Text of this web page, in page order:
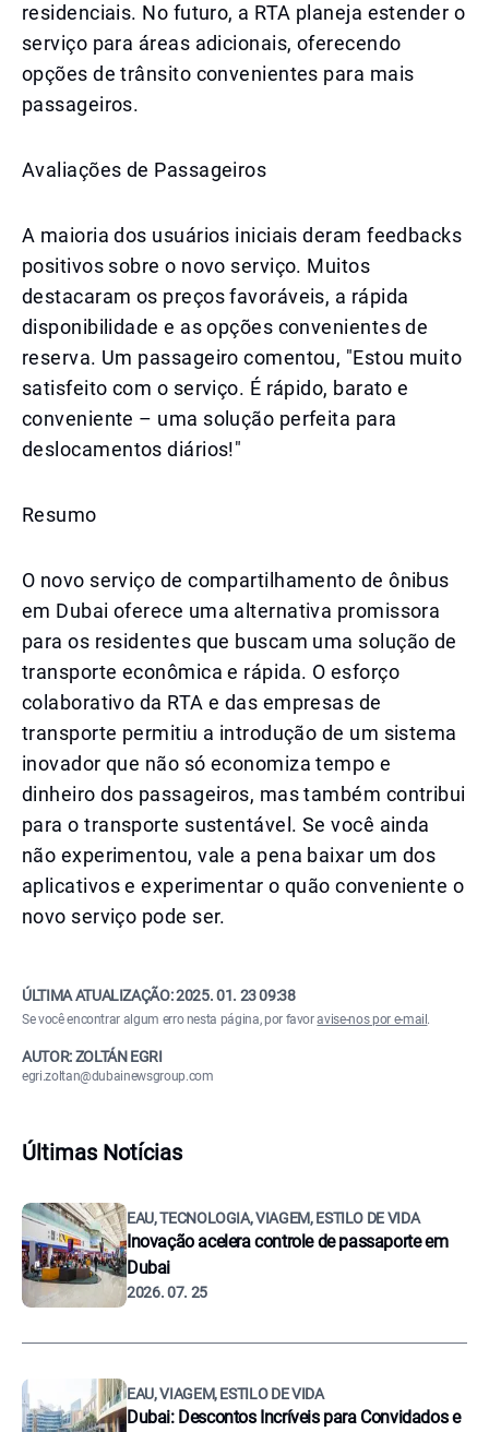
residenciais. No futuro, a RTA planeja estender o
serviço para áreas adicionais, oferecendo
opções de trânsito convenientes para mais
passageiros.
Avaliações de Passageiros
A maioria dos usuários iniciais deram feedbacks
positivos sobre o novo serviço. Muitos
destacaram os preços favoráveis, a rápida
disponibilidade e as opções convenientes de
reserva. Um passageiro comentou, "Estou muito
satisfeito com o serviço. É rápido, barato e
conveniente – uma solução perfeita para
deslocamentos diários!"
Resumo
O novo serviço de compartilhamento de ônibus
em Dubai oferece uma alternativa promissora
para os residentes que buscam uma solução de
transporte econômica e rápida. O esforço
colaborativo da RTA e das empresas de
transporte permitiu a introdução de um sistema
inovador que não só economiza tempo e
dinheiro dos passageiros, mas também contribui
para o transporte sustentável. Se você ainda
não experimentou, vale a pena baixar um dos
aplicativos e experimentar o quão conveniente o
novo serviço pode ser.
ÚLTIMA ATUALIZAÇÃO:2025. 01. 23 09:38
Se você encontrar algum erro nesta página, por favoravise-nos por e-mail .
AUTOR: ZOLTÁN EGRI
egri.zoltan@dubainewsgroup.com
Últimas Notícias
EAU, TECNOLOGIA, VIAGEM, ESTILO DE VIDA
Inovação acelera controle de passaporte em
Dubai
2026. 07. 25
EAU, VIAGEM, ESTILO DE VIDA
Dubai: Descontos Incríveis para Convidados e